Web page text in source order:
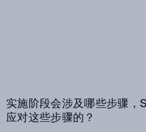
实施阶段会涉及哪些步骤
应对这些步骤的？